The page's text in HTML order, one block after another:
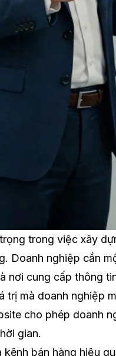
trong việc xây
Doanh nghiệp cần
nơi cung cấp thông
trị mà doanh nghiệp
cho phép doanh
gian.
kênh bán hàng hiệu